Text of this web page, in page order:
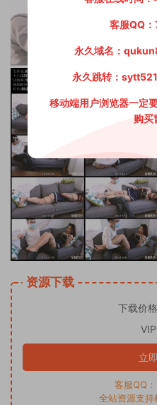
资源下载
下载价格
立
客服QQ
全站资源支持
客服QQ
永久域名：
永久跳转：
移动端用户浏览器一定
购买